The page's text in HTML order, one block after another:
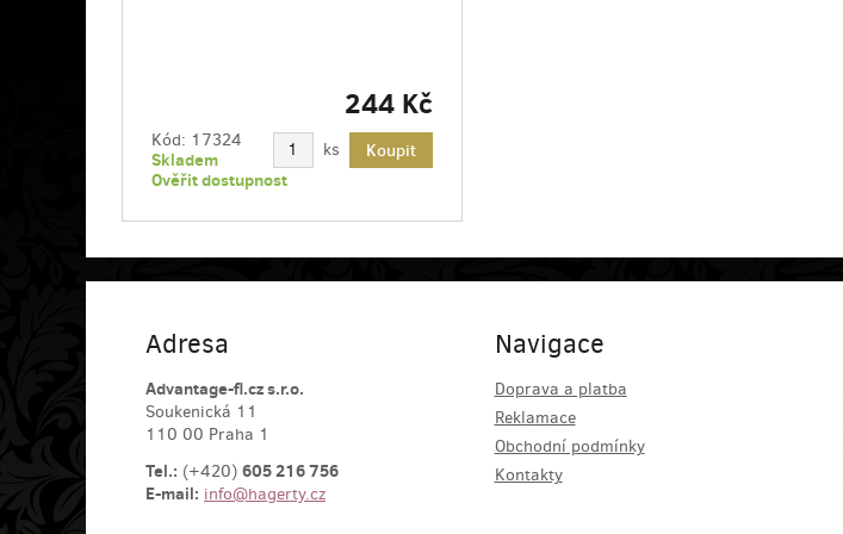
244 Kč
Kód: 17324
Skladem ks
Koupit
Ověřit dostupnost
Adresa
Advantage-fl.cz s.r.o.
Soukenická 11
110 00 Praha 1
Tel.: (+420) 605 216 756
E-mail: info@hagerty.cz
Navigace
Doprava a platba
Reklamace
Obchodní podmínky
Kontakty